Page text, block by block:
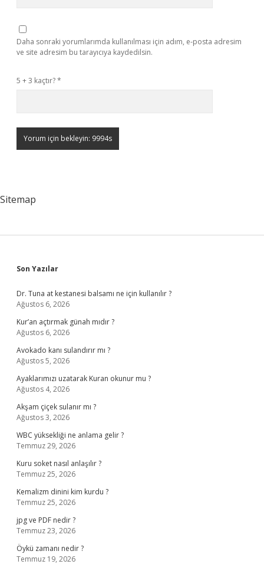
Daha sonraki yorumlarımda kullanılması için adım, e-posta adresim
ve site adresim bu tarayıcıya kaydedilsin.
5 + 3 kaçtır?*
Sitemap
Sidebar
Son Yazılar
Dr. Tuna at kestanesi balsamı ne için kullanılır ?
Ağustos 6, 2026
Kur’an açtırmak günah mıdır ?
Ağustos 6, 2026
Avokado kanı sulandırır mı ?
Ağustos 5, 2026
Ayaklarımızı uzatarak Kuran okunur mu ?
Ağustos 4, 2026
Akşam çiçek sulanır mı ?
Ağustos 3, 2026
WBC yüksekliği ne anlama gelir ?
Temmuz 29, 2026
Kuru soket nasıl anlaşılır ?
Temmuz 25, 2026
Kemalizm dinini kim kurdu ?
Temmuz 25, 2026
jpg ve PDF nedir ?
Temmuz 23, 2026
Öykü zamanı nedir ?
Temmuz 19, 2026